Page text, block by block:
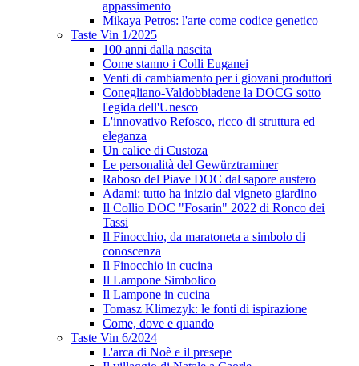
appassimento
Mikaya Petros: l'arte come codice genetico
Taste Vin 1/2025
100 anni dalla nascita
Come stanno i Colli Euganei
Venti di cambiamento per i giovani produttori
Conegliano-Valdobbiadene la DOCG sotto
l'egida dell'Unesco
L'innovativo Refosco, ricco di struttura ed
eleganza
Un calice di Custoza
Le personalità del Gewürztraminer
Raboso del Piave DOC dal sapore austero
Adami: tutto ha inizio dal vigneto giardino
Il Collio DOC "Fosarin" 2022 di Ronco dei
Tassi
Il Finocchio, da maratoneta a simbolo di
conoscenza
Il Finocchio in cucina
Il Lampone Simbolico
Il Lampone in cucina
Tomasz Klimezyk: le fonti di ispirazione
Come, dove e quando
Taste Vin 6/2024
L'arca di Noè e il presepe